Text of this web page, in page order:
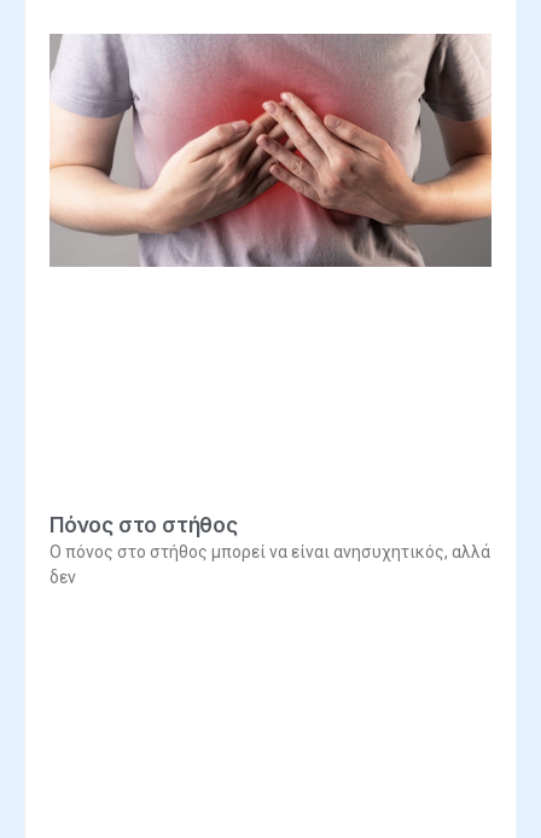
Πόνος στο στήθος
Ο πόνος στο στήθος μπορεί να είναι ανησυχητικός, αλλά
δεν